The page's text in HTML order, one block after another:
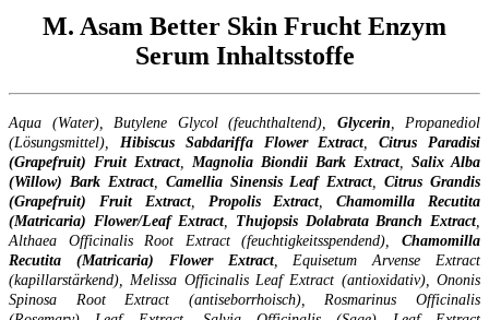
M. Asam Better Skin Frucht Enzym
Serum Inhaltsstoffe
Aqua (Water), Butylene Glycol (feuchthaltend), Glycerin , Propanediol
(Lösungsmittel), Hibiscus Sabdariffa Flower Extract,Citrus Paradisi
(Grapefruit) Fruit Extract, Magnolia Biondii Bark Extract, Salix Alba
(Willow) Bark Extract, Camellia Sinensis Leaf Extract,Citrus Grandis
(Grapefruit) Fruit Extract, Propolis Extract,Chamomilla
Recutita
(Matricaria) Flower/Leaf Extract, Thujopsis Dolabrata Branch Extract,
Althaea Officinalis Root Extract (feuchtigkeitsspendend), Chamomilla
Recutita
(Matricaria) Flower Extract, Equisetum Arvense Extract
(kapillarstärkend), Melissa Officinalis Leaf Extract (antioxidativ), Ononis
Spinosa Root Extract (antiseborrhoisch), Rosmarinus Officinalis